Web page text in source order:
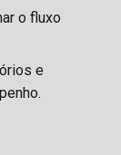
o fluxo
e